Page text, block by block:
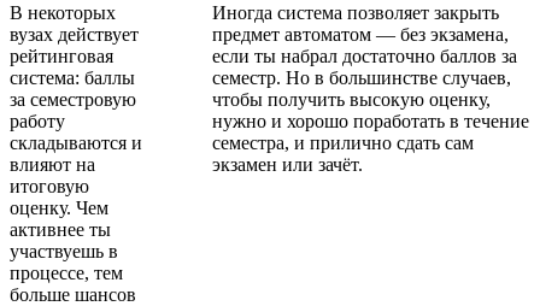
В некоторых
вузах действует
рейтинговая
система: баллы
за семестровую
работу
складываются и
влияют на
итоговую
оценку. Чем
активнее ты
участвуешь в
процессе, тем
больше шансов
Иногда система позволяет закрыть
предмет автоматом — без экзамена,
если ты набрал достаточно баллов за
семестр. Но в большинстве случаев,
чтобы получить высокую оценку,
нужно и хорошо поработать в течение
семестра, и прилично сдать сам
экзамен или зачёт.